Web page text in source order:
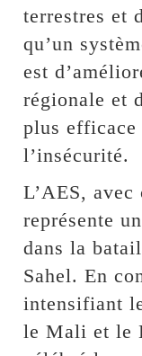
terrestres et
qu’un
est
régionale et
plus
l’insécurité.
L’AES,
représente
dans la
Sahel. En
intensifiant
le Mali et le